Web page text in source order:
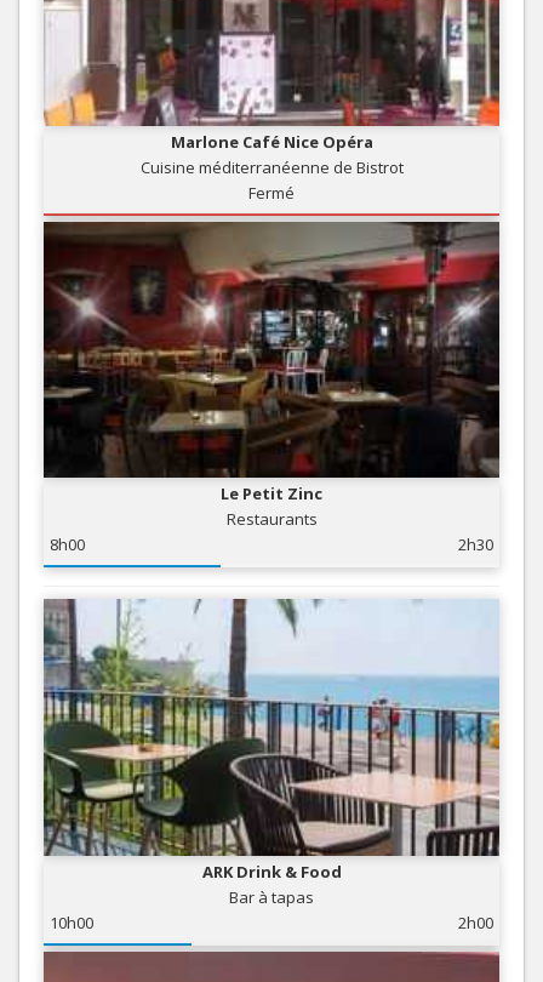
Marlone Café Nice Opéra
Cuisine méditerranéenne de Bistrot
Fermé
Le Petit Zinc
Restaurants
8h00
2h30
ARK Drink & Food
Bar à tapas
10h00
2h00